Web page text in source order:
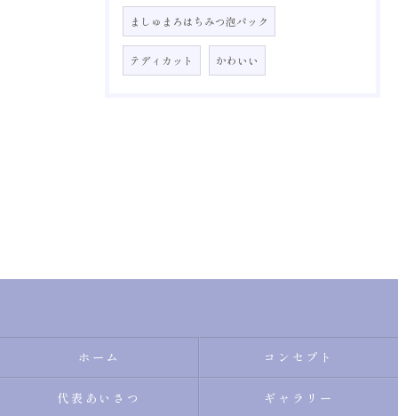
ましゅまろはちみつ泡パック
テディカット かわいい
ホーム コンセプト
代表あいさつ ギャラリー